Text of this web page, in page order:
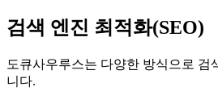
검색 엔진 최적화(SEO)
도큐사우루스는 다양한 방식으로 검
니다.